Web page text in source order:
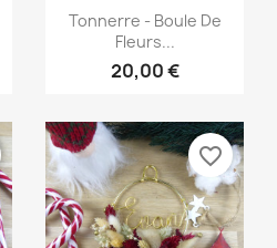
Aperçu rapide
Tonnerre - Boule De
Fleurs...
20,00 €
favorite_border